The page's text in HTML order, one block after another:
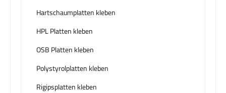
Hartschaumplatten kleben
HPL Platten kleben
OSB Platten kleben
Polystyrolplatten kleben
Rigipsplatten kleben